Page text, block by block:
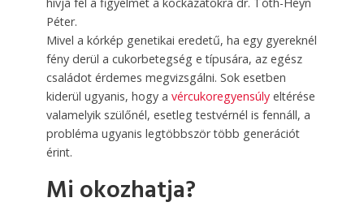
hívja fel a figyelmet a kockázatokra dr. Tóth-Heyn
Péter.
Mivel a kórkép genetikai eredetű, ha egy gyereknél
fény derül a cukorbetegség e típusára, az egész
családot érdemes megvizsgálni. Sok esetben
kiderül ugyanis, hogy a vércukoregyensúlyeltérése
valamelyik szülőnél, esetleg testvérnél is fennáll, a
probléma ugyanis legtöbbször több generációt
érint.
Mi okozhatja?